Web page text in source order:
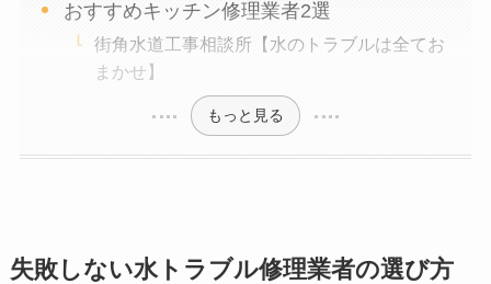
おすすめキッチン修理業者2選
街角水道工事相談所【水のトラブルは全てお
まかせ】
もっと見る
失敗しない水トラブル修理業者の選び方